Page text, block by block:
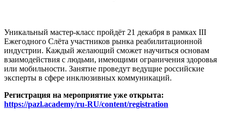
Уникальный мастер-класс пройдёт 21 декабря в рамках III
Ежегодного Слёта участников рынка реабилитационной
индустрии. Каждый желающий сможет научиться основам
взаимодействия с людьми, имеющими ограничения здоровья
или мобильности. Занятие проведут ведущие российские
эксперты в сфере инклюзивных коммуникаций.
Регистрация на мероприятие уже открыта:
https://pazl.academy/ru-RU/content/registration